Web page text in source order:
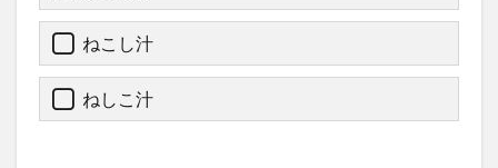
ねこし汁
ねしこ汁